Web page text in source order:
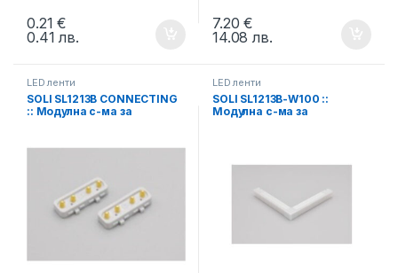
0.21€
0.41лв.
7.20€
14.08лв.
LED ленти
SOLI SL1213B CONNECTING
:: Модулна с-ма за
LED ленти
SOLI SL1213B-W100 ::
Модулна с-ма за